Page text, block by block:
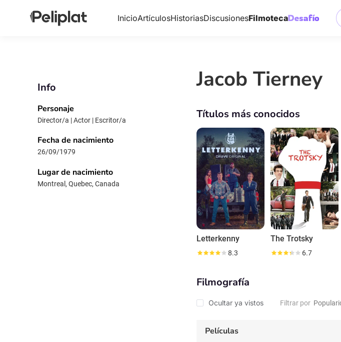
InicioArtículosHistoriasDiscusionesFilmoteca
Info
Personaje
Director/a | Actor | Escritor/a
Fecha de nacimiento
26/09/1979
Lugar de nacimiento
Montreal, Quebec, Canada
Jacob Tierney
Títulos más conocidos
Letterkenny
8.3
The Trotsky
6.7
Filmografía
Ocultar ya vistos Filtrar por
Películas